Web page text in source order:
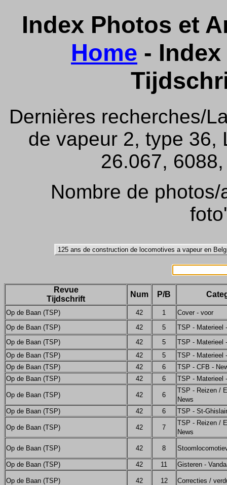
Index Photos et
Home -
Dernières recherches/
de vapeur 2, type 36,
26.067,
Nombre de
Revue
Tijdschrift
Num P/B
Op de Baan (TSP) 42 1
Cover - voor
Op de Baan (TSP)
42 5
TSP - Materieel
Op de Baan (TSP)
42 5
TSP - Materieel
Op de Baan (TSP)
42 5
TSP - Materieel
Op de Baan (TSP)
42 6
TSP - CFB -
Op de Baan (TSP)
42 6 TSP - Materieel
Op de Baan (TSP) 42 6
TSP - Reizen /
News
Op de Baan (TSP)
42 6 TSP - St-
Op de Baan (TSP) 42 7
TSP - Reizen /
News
Op de Baan (TSP) 42 8
Op de Baan (TSP) 42 11 Gisteren -
Op de Baan (TSP) 42 12 Correcties /